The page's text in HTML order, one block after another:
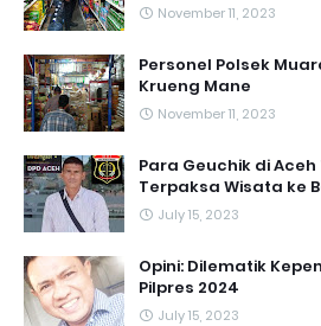
November 11, 2023
Personel Polsek
Krueng Mane
November 11, 2023
Para Geuchik di
Terpaksa Wisata ke
July 15, 2023
Opini: Dilematik
Pilpres 2024
July 15, 2023